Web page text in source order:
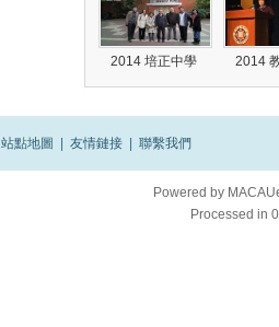
2014 培正中學 2014
站點地圖 | 友情鏈接 | 聯繫我們
Powered by
Processed in